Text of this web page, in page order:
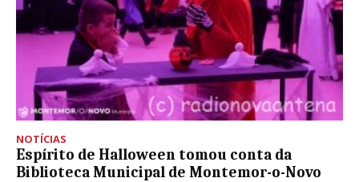
NOTÍCIAS
Espírito de Halloween tomou conta da
Biblioteca Municipal de Montemor-o-Novo